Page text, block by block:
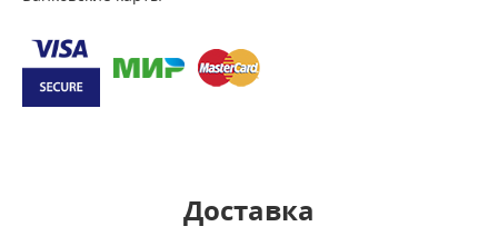
Доставка